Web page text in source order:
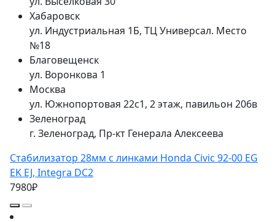
Хабаровск
ул. Индустриальная 1Б, ТЦ Универсал. Место
№18
Благовещенск
ул. Воронкова 1
Москва
ул. Южнопортовая 22с1, 2 этаж, павильон 206в
Зеленоград
г. Зеленоград, Пр-кт Генерала Алексеева
Стабилизатор 28мм с линками Honda Civic 92-00 EG
EK EJ, Integra DC2
7980₽